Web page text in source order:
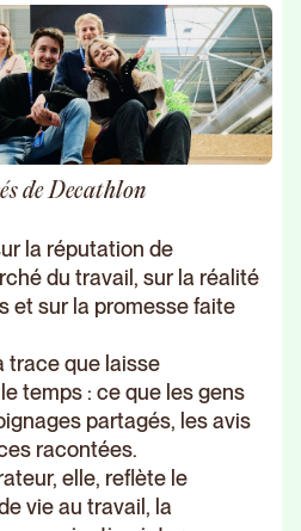
de Decathlon
la réputation de
du travail, sur la réalité
et sur la promesse faite
trace que laisse
temps : ce que les gens
partagés, les avis
racontées.
elle, reflète le
vie au travail, la